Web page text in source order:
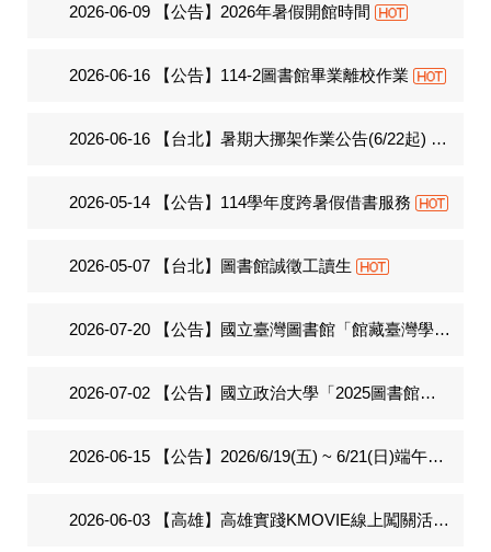
2026-06-09 【公告】2026年暑假開館時間
2026-06-16 【公告】114-2圖書館畢業離校作業
2026-06-16 【台北】暑期大挪架作業公告(6/22起)
2026-05-14 【公告】114學年度跨暑假借書服務
2026-05-07 【台北】圖書館誠徵工讀生
2026-07-20 【公告】國立臺灣圖書館「館藏臺灣學研究書展—行動展覽館」提供免費申請借展(116年1至6月)，請踴躍申請
2026-07-02 【公告】國立政治大學「2025圖書館年度報告」
2026-06-15 【公告】2026/6/19(五) ~ 6/21(日)端午節連假，圖書館休館
2026-06-03 【高雄】高雄實踐KMOVIE線上闖關活動--得獎名單